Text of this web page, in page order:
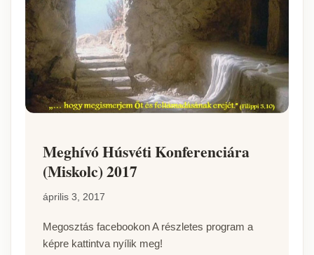
Meghívó Húsvéti Konferenciára
(Miskolc) 2017
április 3, 2017
Megosztás facebookon A részletes program a
képre kattintva nyílik meg!